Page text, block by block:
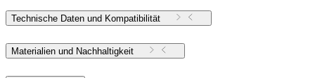
Technische Daten und Kompatibilität
Materialien und Nachhaltigkeit